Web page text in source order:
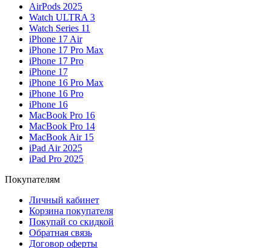
AirPods 2025
Watch ULTRA 3
Watch Series 11
iPhone 17 Air
iPhone 17 Pro Max
iPhone 17 Pro
iPhone 17
iPhone 16 Pro Max
iPhone 16 Pro
iPhone 16
MacBook Pro 16
MacBook Pro 14
MacBook Air 15
iPad Air 2025
iPad Pro 2025
Покупателям
Личный кабинет
Корзина покупателя
Покупай со скидкой
Обратная связь
Договор оферты